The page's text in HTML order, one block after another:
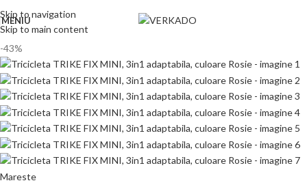
Skip to navigation
Skip to main content
MENIU
-43%
Mareste